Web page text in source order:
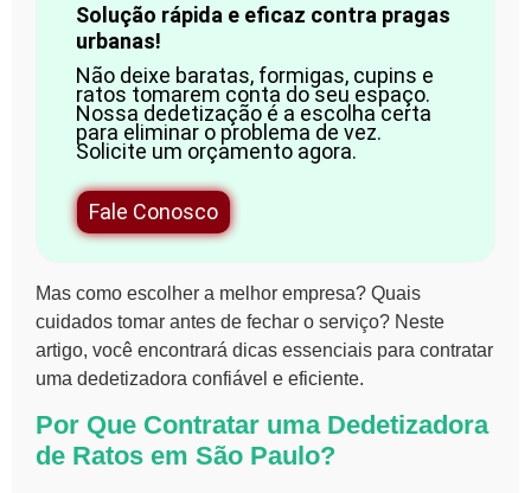
Solução rápida e eficaz contra pragas
urbanas!
Não deixe baratas, formigas, cupins e
ratos tomarem conta do seu espaço.
Nossa dedetização é a escolha certa
para eliminar o problema de vez.
Solicite um orçamento agora.
Fale Conosco
Mas como escolher a melhor empresa? Quais
cuidados tomar antes de fechar o serviço? Neste
artigo, você encontrará dicas essenciais para contratar
uma dedetizadora confiável e eficiente.
Por Que Contratar uma Dedetizadora
de Ratos em São Paulo?